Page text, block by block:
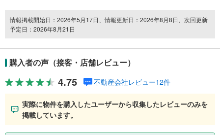
情報掲載開始日：2026年5月17日、情報更新日：2026年8月8日、次回更新
予定日：2026年8月21日
購入者の声（接客・店舗レビュー）
4.75 不動産会社レビュー12件
実際に物件を購入したユーザーから収集したレビューのみを
掲載しています。